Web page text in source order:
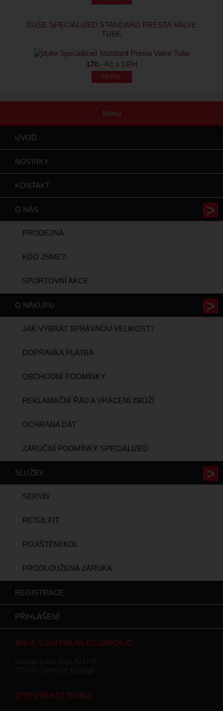
DUŠE SPECIALIZED STANDARD PRESTA VALVE
TUBE
170,- Kč s DPH
Menu
ÚVOD
NOVINKY
KONTAKT
O NÁS
PRODEJNA
KDO JSME?
SPORTOVNÍ AKCE
O NÁKUPU
JAK VYBRAT SPRÁVNOU VELIKOST?
DOPRAVA A PLATBA
OBCHODNÍ PODMÍNKY
REKLAMAČNÍ ŘÁD A VRÁCENÍ ZBOŽÍ
OCHRANA DAT
ZÁRUČNÍ PODMÍNKY SPECIALIZED
SLUŽBY
SERVIS
RETÜL FIT
POJIŠTĚNÍ KOL
PRODLOUŽENÁ ZÁRUKA
REGISTRACE
PŘIHLÁŠENÍ
BIKE CENTRUM OLOMOUC
OTEVÍRACÍ DOBA